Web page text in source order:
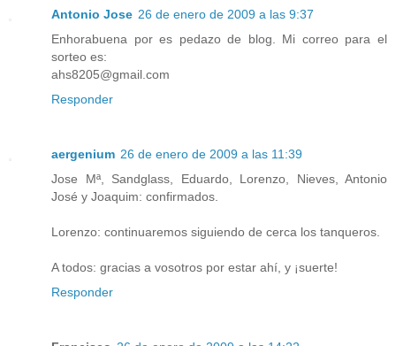
Antonio Jose 26 de enero de 2009 a las 9:37
Enhorabuena por es pedazo de blog. Mi correo para el
sorteo es:
ahs8205@gmail.com
Responder
aergenium 26 de enero de 2009 a las 11:39
Jose Mª, Sandglass, Eduardo, Lorenzo, Nieves, Antonio
José y Joaquim: confirmados.
Lorenzo: continuaremos siguiendo de cerca los tanqueros.
A todos: gracias a vosotros por estar ahí, y ¡suerte!
Responder